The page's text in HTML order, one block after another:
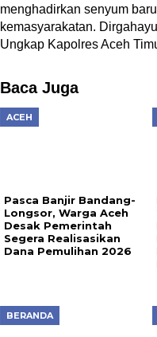
menghadirkan senyum
kemasyarakatan.
Ungkap Kapolres Aceh
Baca Juga
ACEH
Pasca Banjir Bandang-
Longsor, Warga Aceh
Desak Pemerintah
Segera Realisasikan
Dana Pemulihan 2026
BERANDA